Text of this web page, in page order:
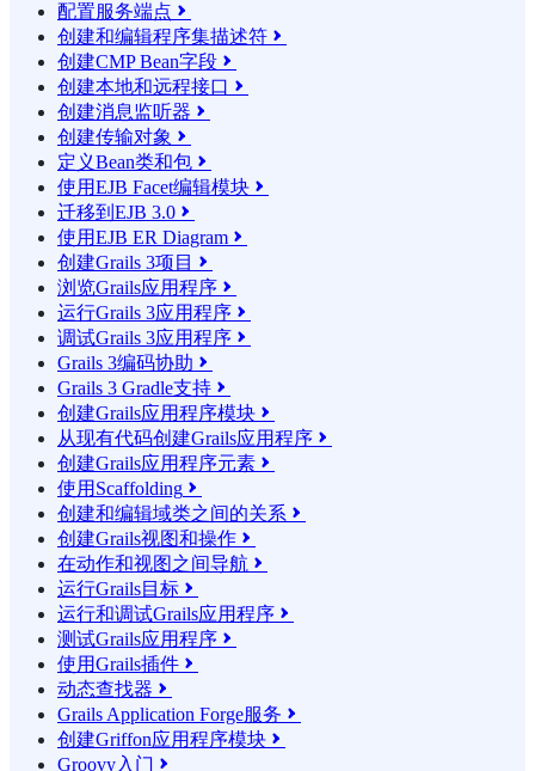
配置服务端点 
创建和编辑程序集描述符 
创建CMP Bean字段 
创建本地和远程接口 
创建消息监听器 
创建传输对象 
定义Bean类和包 
使用EJB Facet编辑模块 
迁移到EJB 3.0 
使用EJB ER Diagram 
创建Grails 3项目 
浏览Grails应用程序 
运行Grails 3应用程序 
调试Grails 3应用程序 
Grails 3编码协助 
Grails 3 Gradle支持 
创建Grails应用程序模块 
从现有代码创建Grails应用程序 
创建Grails应用程序元素 
使用Scaffolding 
创建和编辑域类之间的关系 
创建Grails视图和操作 
在动作和视图之间导航 
运行Grails目标 
运行和调试Grails应用程序 
测试Grails应用程序 
使用Grails插件 
动态查找器 
Grails Application Forge服务 
创建Griffon应用程序模块 
Groovy入门 